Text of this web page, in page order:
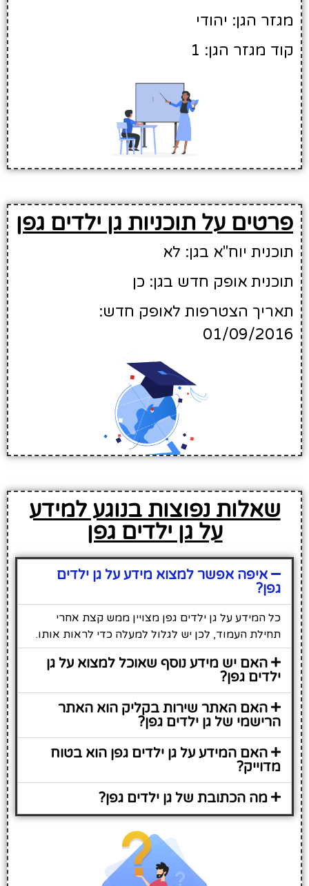
מגזר הגן: יהודי
קוד מגזר הגן: 1
פרטים על תוכניות גן ילדים גפן
תוכנית יוח"א בגן: לא
תוכנית אופק חדש בגן: כן
תאריך הצטרפות לאופק חדש:
01/09/2016
שאלות נפוצות בנוגע למידע
על גן ילדים גפן
איפה אפשר למצוא מידע על גן ילדים
גפן?
כל המידע על גן ילדים גפן מצויין ממש קצת אחרי
תחילת העמוד, לכן יש לגלול למעלה כדי לראות אותו.
האם יש מידע נוסף שאוכל למצוא על גן
ילדים גפן?
האם האתר שירות בקליק הוא האתר
הרישמי של גן ילדים גפן?
האם המידע על גן ילדים גפן הוא בטוח
מדוייק?
מה הכתובת של גן ילדים גפן?